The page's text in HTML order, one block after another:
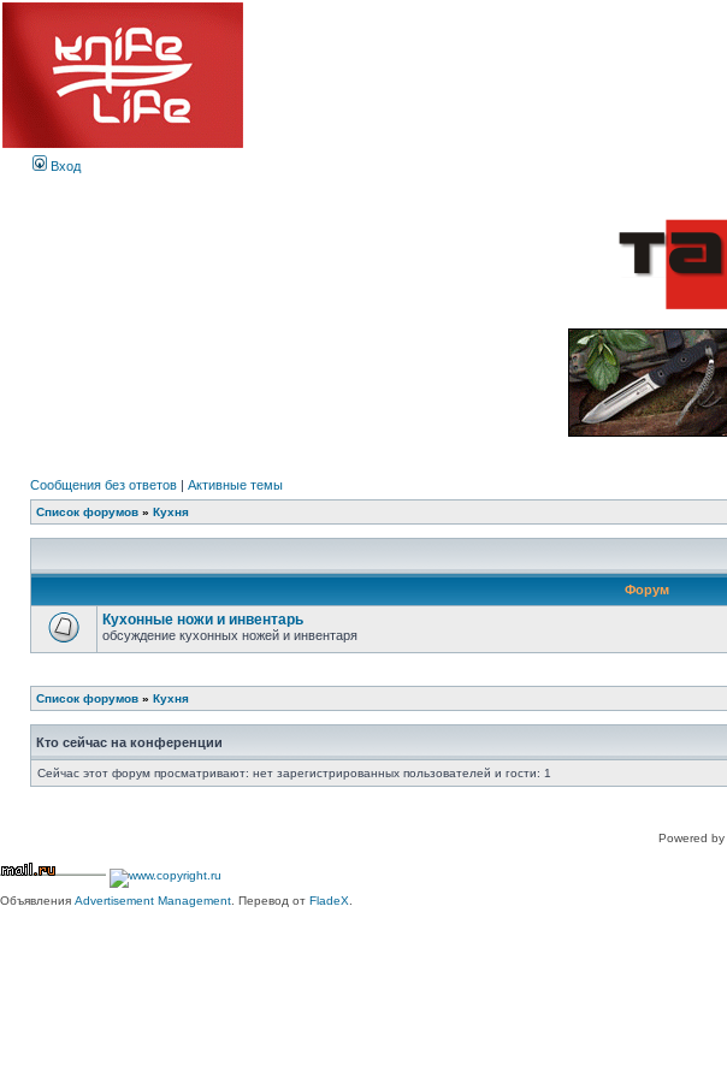
Вход
Сообщения без ответов | Активные темы
Список форумов » Кухня
Форум
Кухонные ножи и инвентарь
обсуждение кухонных ножей и инвентаря
Список форумов » Кухня
Кто сейчас на конференции
Сейчас этот форум просматривают: нет зарегистрированных пользователей и гости: 1
Powered by
Объявления Advertisement Management . Перевод от FladeX